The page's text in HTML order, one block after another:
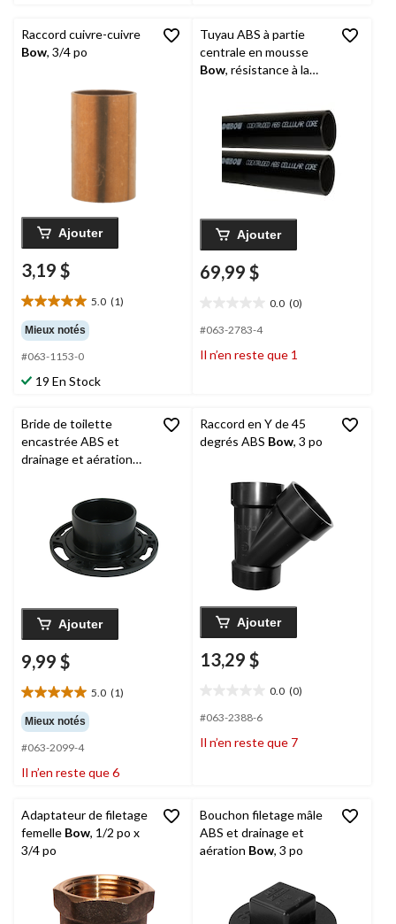
Raccord cuivre-cuivre
Bow, 3/4 po
Ajouter
3,19 $
5.0 (1)
5.0
étoile(s)
sur
5.
1
Mieux notés
#063-1153-0
19 En Stock
Tuyau ABS à partie
centrale en mousse
Bow, résistance à la
Ajouter
69,99 $
0.0 (0)
étoile(s)
5.
#063-2783-4
Il n’en reste que 1
Bride de toilette
encastrée ABS et
drainage et aération
raccord, 4 x 3 po
Ajouter
9,99 $
5.0 (1)
5.0
étoile(s)
sur
5.
1
Mieux notés
#063-2099-4
Il n’en reste que 6
Raccord en Y de 45
degrés ABS Bow, 3 po
Ajouter
13,29 $
0.0 (0)
étoile(s)
5.
#063-2388-6
Il n’en reste que 7
Adaptateur de filetage
femelle Bow, 1/2 po x
3/4 po
Bouchon filetage mâle
ABS et drainage et
aération Bow, 3 po